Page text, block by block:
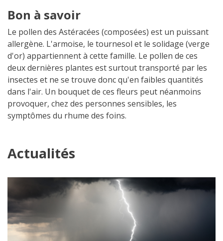
Bon à savoir
Le pollen des Astéracées (composées) est un puissant
allergène. L'armoise, le tournesol et le solidage (verge
d'or) appartiennent à cette famille. Le pollen de ces
deux dernières plantes est surtout transporté par les
insectes et ne se trouve donc qu'en faibles quantités
dans l'air. Un bouquet de ces fleurs peut néanmoins
provoquer, chez des personnes sensibles, les
symptômes du rhume des foins.
Actualités